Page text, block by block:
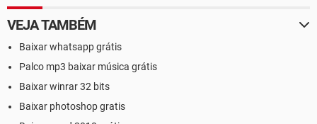
VEJA TAMBÉM
Baixar whatsapp grátis
Palco mp3 baixar música grátis
Baixar winrar 32 bits
Baixar photoshop gratis